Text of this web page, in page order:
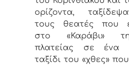
ορίζοντα,
τους θεατές που
στο «Καράβι»
πλατείας σε ένα
ταξίδι του «χθες»